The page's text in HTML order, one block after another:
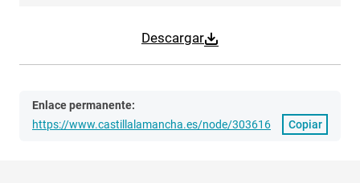
Descargar
Enlace permanente:
https://www.castillalamancha.es/node/303616
Copiar